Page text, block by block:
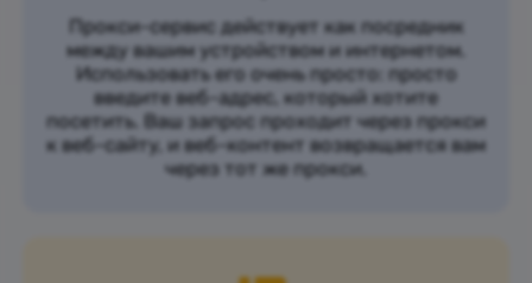
Прокси-сервис действует как посредник
между вашим устройством и интернетом.
Использовать его очень просто: просто
введите веб-адрес, который хотите
посетить. Ваш запрос проходит через прокси
к веб-сайту, и веб-контент возвращается вам
через тот же прокси.